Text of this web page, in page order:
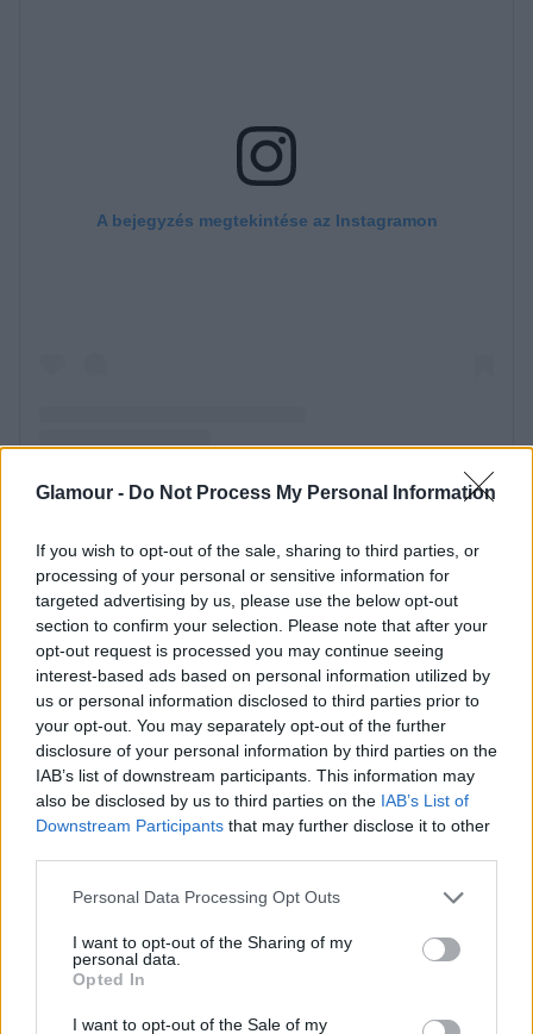
Glamour - Do Not Process My Personal Information
If you wish to opt-out of the sale, sharing to third parties, or
processing of your personal or sensitive information for
targeted advertising by us, please use the below opt-out
section to confirm your selection. Please note that after your
opt-out request is processed you may continue seeing
interest-based ads based on personal information utilized by
us or personal information disclosed to third parties prior to
your opt-out. You may separately opt-out of the further
disclosure of your personal information by third parties on the
IAB’s list of downstream participants. This information may
also be disclosed by us to third parties on the IAB’s List of
Downstream Participants that may further disclose it to other
Please note that this website/app uses one or more Google
not limited to your visit or usage behaviour. You may click to
grant or deny consent to Google and its third-party tags to
use your data for below specified purposes in below Google
consent section.
Personal Data Processing Opt Outs
I want to opt-out of the Sharing of my
personal data.
Opted In
I want to opt-out of the Sale of my
A könyvklub létrehozását az inspirálta, hogyKamilla
még a COVID-19 világjárvány miatti lezárások
idején, pontosabban 2020 áprilisában megosztott
egy olvasmányajánló listát.„Amint azt néhányan
talán tudjátok, az olvasószobám 9 kedvenc könyvem
listájaként indult, amelyet szó szerint egy papírra
firkáltam le az első lezárás alatt. Mára ez egy több
mint 155 000 fős globális közösséggé vált, amelyet
nemzetközileg elismert irodalmárok és olvasók ezrei
támogatnak”– mondta el beszédében Kamilla
királynő a csütörtökön tartott fogadásán.